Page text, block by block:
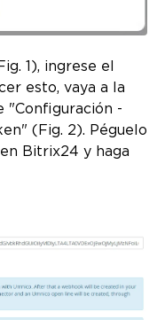
1), ingrese el
esto, vaya a la
"Configuración -
(Fig. 2). Péguelo
Bitrix24 y haga